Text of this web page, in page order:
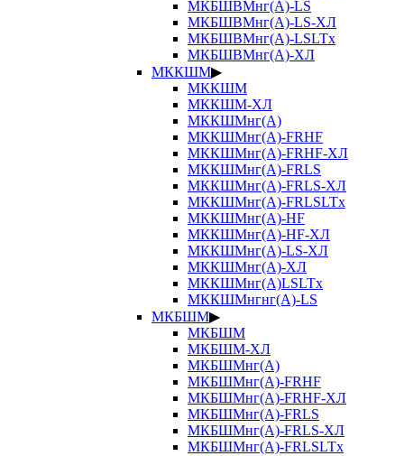
МКБШВМнг(А)-LS
МКБШВМнг(А)-LS-ХЛ
МКБШВМнг(А)-LSLTx
МКБШВМнг(А)-ХЛ
МККШМ▶
МККШМ
МККШМ-ХЛ
МККШМнг(А)
МККШМнг(А)-FRHF
МККШМнг(А)-FRHF-ХЛ
МККШМнг(А)-FRLS
МККШМнг(А)-FRLS-ХЛ
МККШМнг(А)-FRLSLTx
МККШМнг(А)-HF
МККШМнг(А)-HF-ХЛ
МККШМнг(А)-LS-ХЛ
МККШМнг(А)-ХЛ
МККШМнг(А)LSLTx
МККШМнгнг(А)-LS
МКБШМ▶
МКБШМ
МКБШМ-ХЛ
МКБШМнг(А)
МКБШМнг(А)-FRHF
МКБШМнг(А)-FRHF-ХЛ
МКБШМнг(А)-FRLS
МКБШМнг(А)-FRLS-ХЛ
МКБШМнг(А)-FRLSLTx